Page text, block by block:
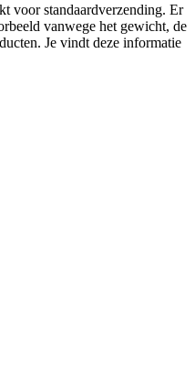
voor standaardverzending. Er
vanwege het gewicht, de
Je vindt deze informatie